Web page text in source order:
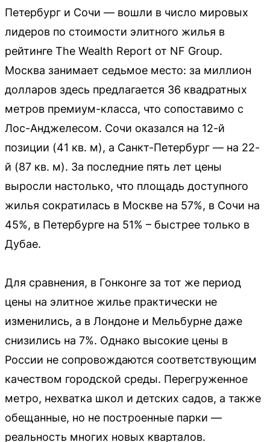
Петербург и Сочи — вошли в число мировых
лидеров по стоимости элитного жилья в
рейтинге The Wealth Report от NF Group.
Москва занимает седьмое место: за миллион
долларов здесь предлагается 36 квадратных
метров премиум-класса, что сопоставимо с
Лос-Анджелесом. Сочи оказался на 12-й
позиции (41 кв. м), а Санкт-Петербург — на 22-
й (87 кв. м). За последние пять лет цены
выросли настолько, что площадь доступного
жилья сократилась в Москве на 57%, в Сочи на
45%, в Петербурге на 51% – быстрее только в
Дубае.
Для сравнения, в Гонконге за тот же период
цены на элитное жилье практически не
изменились, а в Лондоне и Мельбурне даже
снизились на 7%. Однако высокие цены в
России не сопровождаются соответствующим
качеством городской среды. Перегруженное
метро, нехватка школ и детских садов, а также
обещанные, но не построенные парки —
реальность многих новых кварталов.